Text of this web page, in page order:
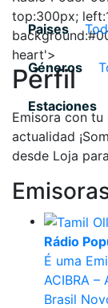
Paises
Géneros
Estaciones
top:300px;
heart'>
Pérfil
Emisora con
actualidad
desde Loja
Rádio
É uma
ACIBRA
Brasil